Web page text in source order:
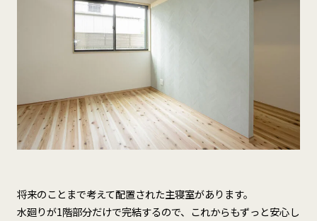
将来のことまで考えて配置された主寝室があります。
水廻りが1階部分だけで完結するので、これからもずっと安心し